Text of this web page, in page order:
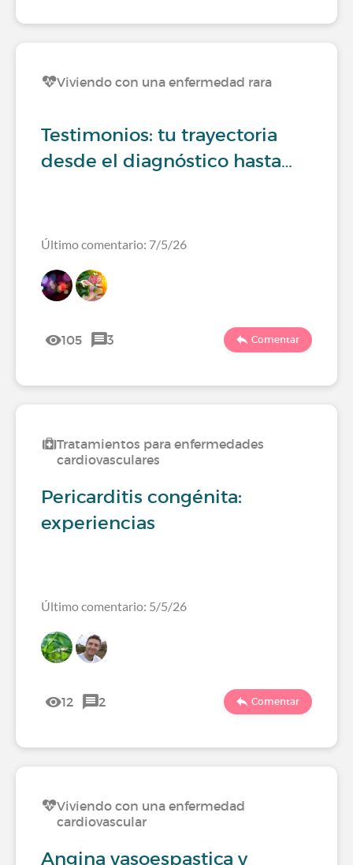
Viviendo con una enfermedad rara
Testimonios: tu trayectoria
desde el diagnóstico hasta…
Último comentario: 7/5/26
105 3 Comentar
Tratamientos para enfermedades
cardiovasculares
Pericarditis congénita:
experiencias
Último comentario: 5/5/26
12 2 Comentar
Viviendo con una enfermedad
cardiovascular
Angina vasoespastica y